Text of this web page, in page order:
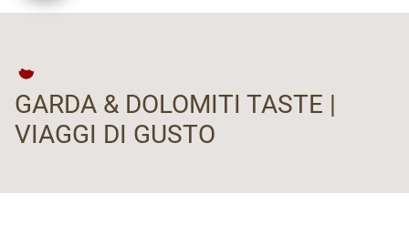
GARDA & DOLOMITI TASTE |
VIAGGI DI GUSTO